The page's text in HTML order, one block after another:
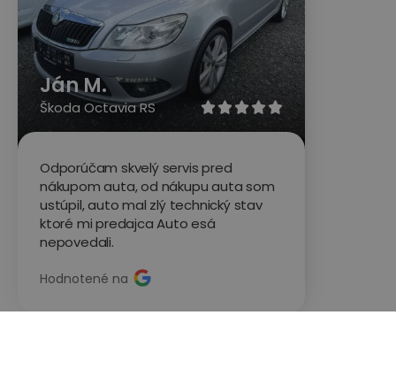

Ján M.
Škoda Octavia RS
Odporúčam skvelý servis pred
nákupom auta, od nákupu auta som
ustúpil, auto mal zlý technický stav
ktoré mi predajca Auto esá
nepovedali.
Hodnotené na